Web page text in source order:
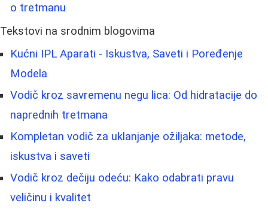
o tretmanu
Tekstovi na srodnim blogovima
Kućni IPL Aparati - Iskustva, Saveti i Poređenje
Modela
Vodič kroz savremenu negu lica: Od hidratacije do
naprednih tretmana
Kompletan vodič za uklanjanje ožiljaka: metode,
iskustva i saveti
Vodič kroz dečiju odeću: Kako odabrati pravu
veličinu i kvalitet